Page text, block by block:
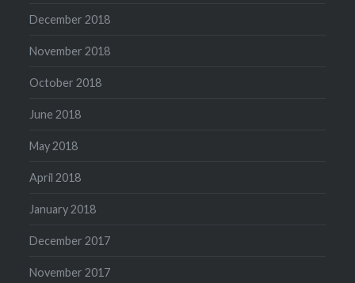
December 2018
November 2018
October 2018
June 2018
May 2018
April 2018
January 2018
December 2017
November 2017